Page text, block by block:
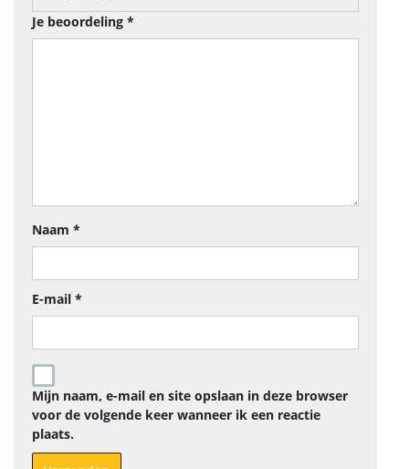
Je beoordeling *
Naam *
E-mail *
Mijn naam, e-mail en site opslaan in deze browser
voor de volgende keer wanneer ik een reactie
plaats.